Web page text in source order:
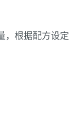
，根据配方设